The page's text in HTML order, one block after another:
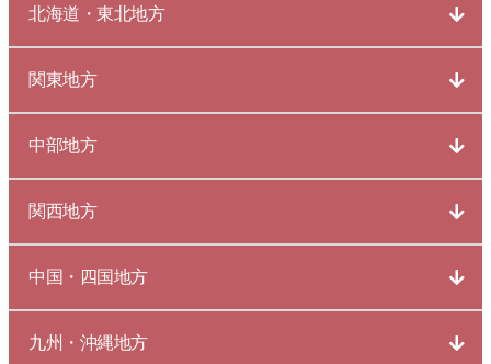
北海道・東北地方
関東地方
中部地方
関西地方
中国・四国地方
九州・沖縄地方